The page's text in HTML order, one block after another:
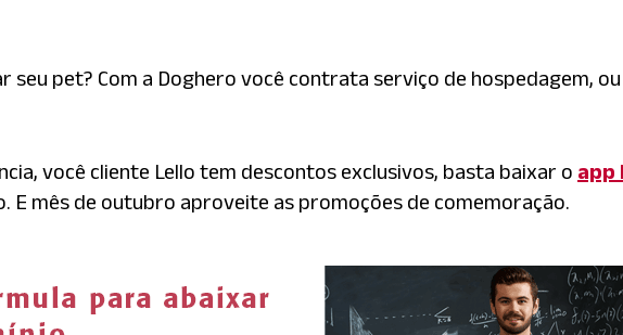
seu pet? Com a Doghero você contrata serviço de hospedagem,
você cliente Lello tem descontos exclusivos, basta baixar o app
E mês de outubro aproveite as promoções de comemoração.